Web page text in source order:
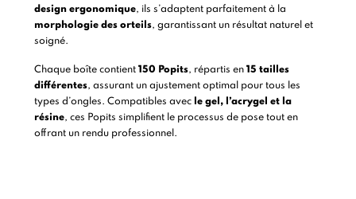
design ergonomique, ils s’adaptent parfaitement à la
morphologie des orteils, garantissant un résultat naturel et
soigné.
Chaque boîte contient 150 Popits, répartis en 15 tailles
différentes, assurant un ajustement optimal pour tous les
types d’ongles. Compatibles avec le gel, l’acrygel et la
résine, ces Popits simplifient le processus de pose tout en
offrant un rendu professionnel.